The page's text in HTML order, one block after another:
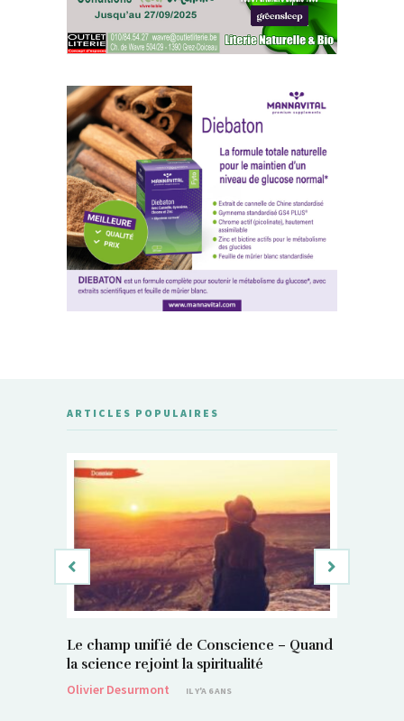
ARTICLES POPULAIRES
Le champ unifié de Conscience – Quand
la science rejoint la spiritualité
Olivier Desurmont
IL Y'A 6 ANS